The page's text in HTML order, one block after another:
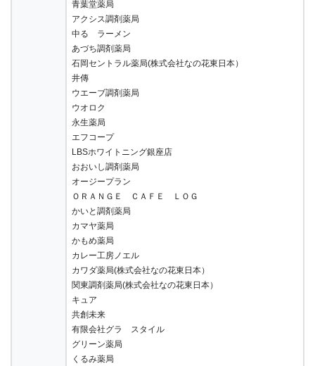
青葉堂薬局
アクシス調剤薬局
中る ラーメン
あづち調剤薬局
石岡セントラル薬局(株式会社なの花東日本）
井傳
ウエーブ調剤薬局
ウオロク
永生薬局
エフコープ
LBSホワイトニング銀座店
おおいし調剤薬局
オージープラン
ＯＲＡＮＧＥ ＣＡＦＥ ＬＯＧ
かいと調剤薬局
カマヤ薬局
かもめ薬局
カレー工房ノエル
カワダ薬局(株式会社なの花東日本）
関東調剤薬局(株式会社なの花東日本）
キュア
共創未来
有限会社グラ スタイル
グリーン薬局
くるみ薬局